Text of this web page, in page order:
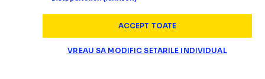
ACCEPT TOATE
VREAU SA MODIFIC SETARILE INDIVIDUAL